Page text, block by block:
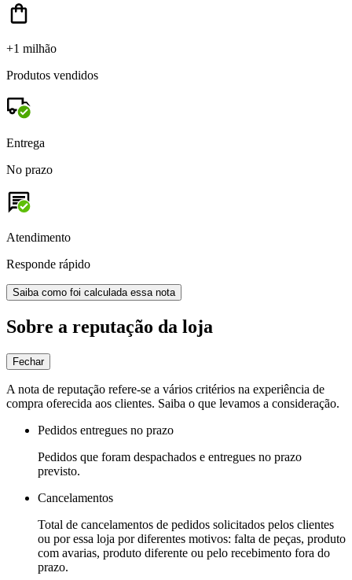
+1 milhão
Produtos vendidos
Entrega
No prazo
Atendimento
Responde rápido
Saiba como foi calculada essa nota
Sobre a reputação da loja
Fechar
A nota de reputação refere-se a vários critérios na experiência de
compra oferecida aos clientes. Saiba o que levamos a consideração.
Pedidos entregues no prazo
Pedidos que foram despachados e entregues no prazo
previsto.
Cancelamentos
Total de cancelamentos de pedidos solicitados pelos clientes
ou por essa loja por diferentes motivos: falta de peças, produto
com avarias, produto diferente ou pelo recebimento fora do
prazo.